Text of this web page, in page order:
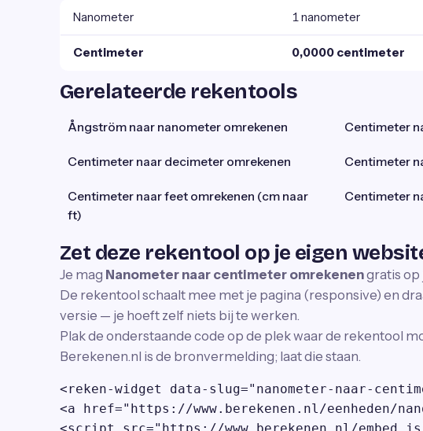
Nanometer 1 nanometer
Centimeter 0,0000 centimeter
Gerelateerde rekentools
Ångström naar nanometer omrekenen Centimeter
Centimeter naar decimeter omrekenen Centimeter
Centimeter naar feet omrekenen (cm naar
ft)
Centimeter
Zet deze rekentool op je eigen
Je mag Nanometer naar centimeter omrekenengratis op
De rekentool schaalt mee met je pagina (responsive) en
versie — je hoeft zelf niets bij te werken.
Plak de onderstaande code op de plek waar de rekentool
Berekenen.nl is de bronvermelding; laat die staan.
<reken-widget data-slug="nanometer-naar-
<a href="https://www.berekenen.nl/eenheden/